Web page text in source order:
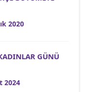
2020
GÜNÜ
2024